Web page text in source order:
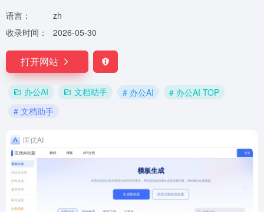
语言：
zh
收录时间：
2026-05-30
打开网站
办公AI 文档助手 # 办公AI
# 办公AI TOP
# 文档助手
匡优AI